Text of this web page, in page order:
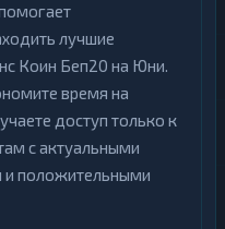
лучшие
Коин Беп20 на Юни.
время на
доступ только к
с актуальными
и положительными